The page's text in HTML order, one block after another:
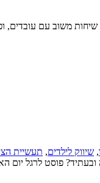
משוב עם עובדים,
, שיווק לילדים, תעשיית